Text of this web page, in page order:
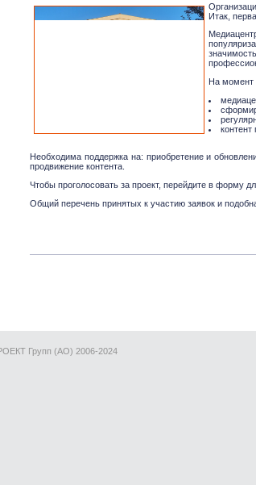
Итак,
На момент
Необходима поддержка на: приобретение и
продвижение контента.
Чтобы проголосовать за проект, перейдите в форму
Общий перечень принятых к участию заявок и
Групп (АО) 2006-2024